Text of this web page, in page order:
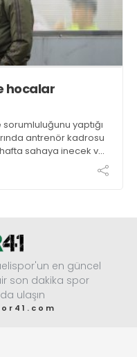
hocalar
yaptığı
antrenör kadrosu
sahaya inecek ve
en güncel
son dakika spor
ulaşın